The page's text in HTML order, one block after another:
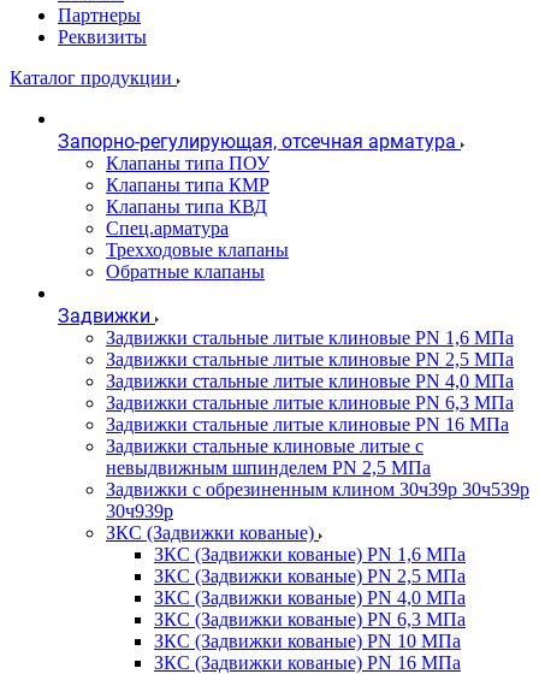
Партнеры
Реквизиты
Каталог продукции
Запорно-регулирующая, отсечная арматура
Клапаны типа ПОУ
Клапаны типа КМР
Клапаны типа КВД
Спец.арматура
Трехходовые клапаны
Обратные клапаны
Задвижки
Задвижки стальные литые клиновые PN 1,6 МПа
Задвижки стальные литые клиновые PN 2,5 МПа
Задвижки стальные литые клиновые PN 4,0 МПа
Задвижки стальные литые клиновые PN 6,3 МПа
Задвижки стальные литые клиновые PN 16 МПа
Задвижки стальные клиновые литые с
невыдвижным шпинделем PN 2,5 МПа
Задвижки с обрезиненным клином 30ч39р 30ч539р
30ч939р
ЗКС (Задвижки кованые)
ЗКС (Задвижки кованые) PN 1,6 МПа
ЗКС (Задвижки кованые) PN 2,5 МПа
ЗКС (Задвижки кованые) PN 4,0 МПа
ЗКС (Задвижки кованые) PN 6,3 МПа
ЗКС (Задвижки кованые) PN 10 МПа
ЗКС (Задвижки кованые) PN 16 МПа